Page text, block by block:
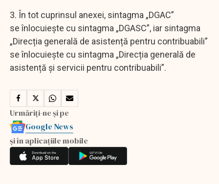
3. În tot cuprinsul anexei, sintagma „DGAC”
se înlocuiește cu sintagma „DGASC”, iar sintagma
„Direcția generală de asistență pentru contribuabili”
se înlocuiește cu sintagma „Direcția generală de
asistență și servicii pentru contribuabili”.
Urmăriți-ne și pe
Google News
și în aplicațiile mobile